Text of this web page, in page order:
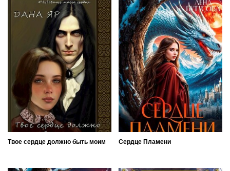
Твое сердце должно быть моим Сердце Пламени